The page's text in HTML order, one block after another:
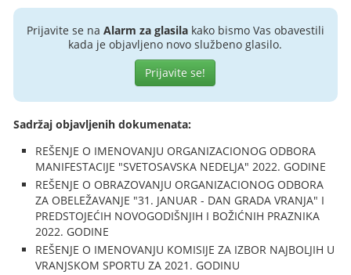
Prijavite se na Alarm za glasilakako bismo Vas obavestili
kada je objavljeno novo službeno glasilo.
Prijavite se!
Sadržaj objavljenih dokumenata:
REŠENJE O IMENOVANJU ORGANIZACIONOG ODBORA
MANIFESTACIJE "SVETOSAVSKA NEDELJA" 2022. GODINE
REŠENJE O OBRAZOVANJU ORGANIZACIONOG ODBORA
ZA OBELEŽAVANJE "31. JANUAR - DAN GRADA VRANJA" I
PREDSTOJEĆIH NOVOGODIŠNJIH I BOŽIĆNIH PRAZNIKA
2022. GODINE
REŠENJE O IMENOVANJU KOMISIJE ZA IZBOR NAJBOLJIH U
VRANJSKOM SPORTU ZA 2021. GODINU